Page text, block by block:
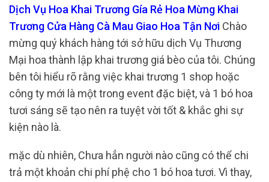
Dịch Vụ Hoa Khai Trương Gía Rẻ Hoa Mừng Khai
Trương Cửa Hàng Cà Mau Giao Hoa Tận Nơi Chào
mừng quý khách hàng tới sở hữu dịch Vụ Thương
Mại hoa thành lập khai trương giá bèo của tôi. Chúng
bên tôi hiểu rõ rằng việc khai trương 1 shop hoặc
công ty mới là một trong event đặc biệt, và 1 bó hoa
tươi sáng sẽ tạo nên ra tuyệt vời tốt & khắc ghi sự
kiện nào là.
mặc dù nhiên, Chưa hẳn người nào cũng có thể chi
trả một khoản chi phí phệ cho 1 bó hoa tươi. Vì thay,